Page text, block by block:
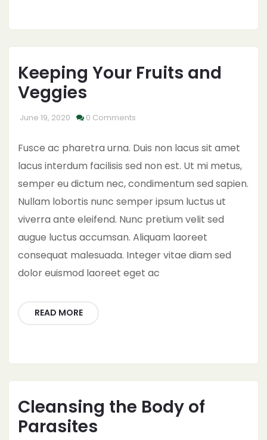
Keeping Your Fruits and
Veggies
June 19, 2020 0 Comments
Fusce ac pharetra urna. Duis non lacus sit amet
lacus interdum facilisis sed non est. Ut mi metus,
semper eu dictum nec, condimentum sed sapien.
Nullam lobortis nunc semper ipsum luctus ut
viverra ante eleifend. Nunc pretium velit sed
augue luctus accumsan. Aliquam laoreet
consequat malesuada. Integer vitae diam sed
dolor euismod laoreet eget ac
READ MORE
Cleansing the Body of
Parasites